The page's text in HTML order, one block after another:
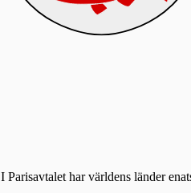
I Parisavtalet har världens länder